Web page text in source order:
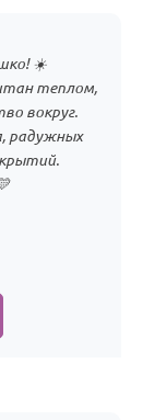
☀️
теплом,
вокруг.
радужных